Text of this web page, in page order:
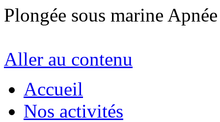
Plongée sous marine
Aller au contenu
Accueil
Nos activités